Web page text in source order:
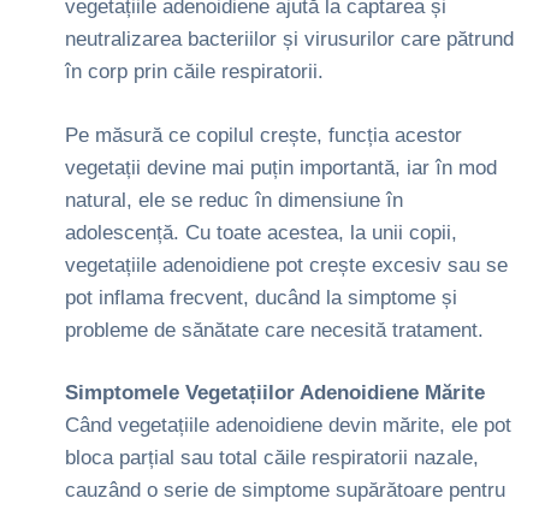
vegetațiile adenoidiene ajută la captarea și
neutralizarea bacteriilor și virusurilor care pătrund
în corp prin căile respiratorii.
Pe măsură ce copilul crește, funcția acestor
vegetații devine mai puțin importantă, iar în mod
natural, ele se reduc în dimensiune în
adolescență. Cu toate acestea, la unii copii,
vegetațiile adenoidiene pot crește excesiv sau se
pot inflama frecvent, ducând la simptome și
probleme de sănătate care necesită tratament.
Simptomele Vegetațiilor Adenoidiene Mărite
Când vegetațiile adenoidiene devin mărite, ele pot
bloca parțial sau total căile respiratorii nazale,
cauzând o serie de simptome supărătoare pentru